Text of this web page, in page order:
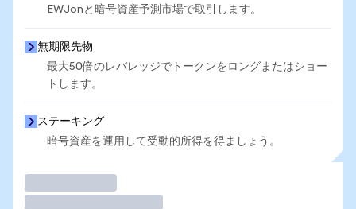
EWJonと暗号資産予測市場で取引します。
無期限先物
最大50倍のレバレッジでトークンをロングまたはショー
トします。
ステーキング
暗号資産を運用して受動的所得を得ましょう。